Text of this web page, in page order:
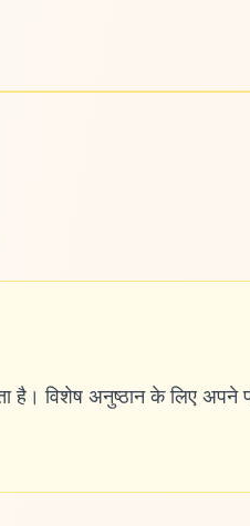
है। विशेष अनुष्ठान के लिए अपने